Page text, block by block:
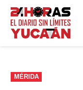
Saltar
contenido
PUBLICADO
EN
MÉRIDA